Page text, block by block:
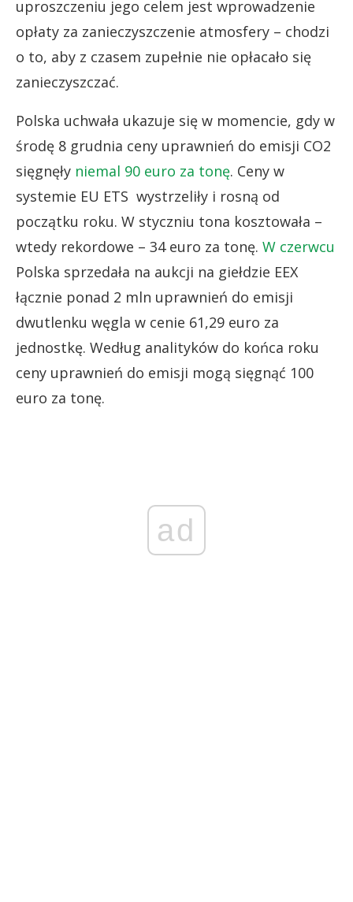
uproszczeniu jego celem jest wprowadzenie
opłaty za zanieczyszczenie atmosfery – chodzi
o to, aby z czasem zupełnie nie opłacało się
zanieczyszczać.
Polska uchwała ukazuje się w momencie, gdy w
środę 8 grudnia ceny uprawnień do emisji CO2
sięgnęły niemal 90 euro za tonę. Ceny w
systemie EU ETS wystrzeliły i rosną od
początku roku. W styczniu tona kosztowała –
wtedy rekordowe – 34 euro za tonę. W czerwcu
Polska sprzedała na aukcji na giełdzie EEX
łącznie ponad 2 mln uprawnień do emisji
dwutlenku węgla w cenie 61,29 euro za
jednostkę. Według analityków do końca roku
ceny uprawnień do emisji mogą sięgnąć 100
euro za tonę.
ad